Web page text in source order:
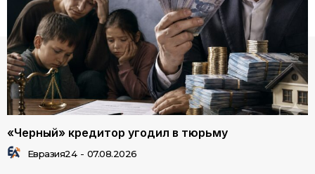
«Черный» кредитор угодил в тюрьму
Евразия24 - 07.08.2026